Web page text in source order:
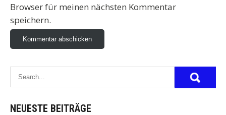
Browser für meinen nächsten Kommentar
speichern.
NEUESTE BEITRÄGE